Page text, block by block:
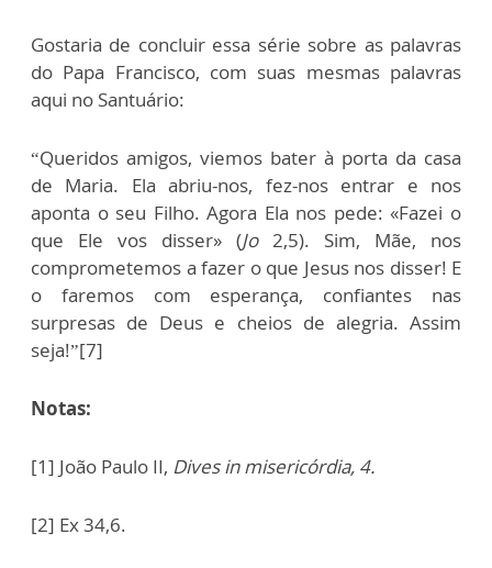
Gostaria de concluir essa série sobre as palavras
do Papa Francisco, com suas mesmas palavras
aqui no Santuário:
“Queridos amigos, viemos bater à porta da casa
de Maria. Ela abriu-nos, fez-nos entrar e nos
aponta o seu Filho. Agora Ela nos pede: «Fazei o
que Ele vos disser» (Jo2,5). Sim, Mãe, nos
comprometemos a fazer o que Jesus nos disser! E
o faremos com esperança, confiantes nas
surpresas de Deus e cheios de alegria. Assim
seja!”[7]
Notas:
[1] João Paulo II, Dives in misericórdia, 4.
[2] Ex 34,6.